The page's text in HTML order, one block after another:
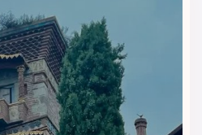
خدمات تاکسی و ترانسفر فرودگاهی
سرویس لباسشویی و خشک‌شویی
فضای مخصوص استعمال دخانیات
انبار چمدان برای مسافران خروجی